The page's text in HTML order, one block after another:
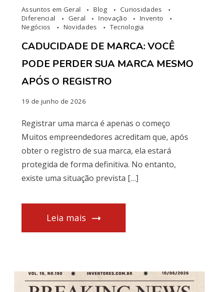
Assuntos em Geral Blog
Curiosidades
Diferencial
Geral Inovação
Invento
Negócios
Novidades Tecnologia
CADUCIDADE DE MARCA: VOCÊ
PODE PERDER SUA MARCA MESMO
APÓS O REGISTRO
19 de junho de 2026
Registrar uma marca é apenas o começo
Muitos empreendedores acreditam que, após
obter o registro de sua marca, ela estará
protegida de forma definitiva. No entanto,
existe uma situação prevista […]
Leia mais